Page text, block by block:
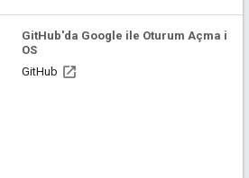
GitHub'da Google ile Oturum Açma i
OS
GitHub